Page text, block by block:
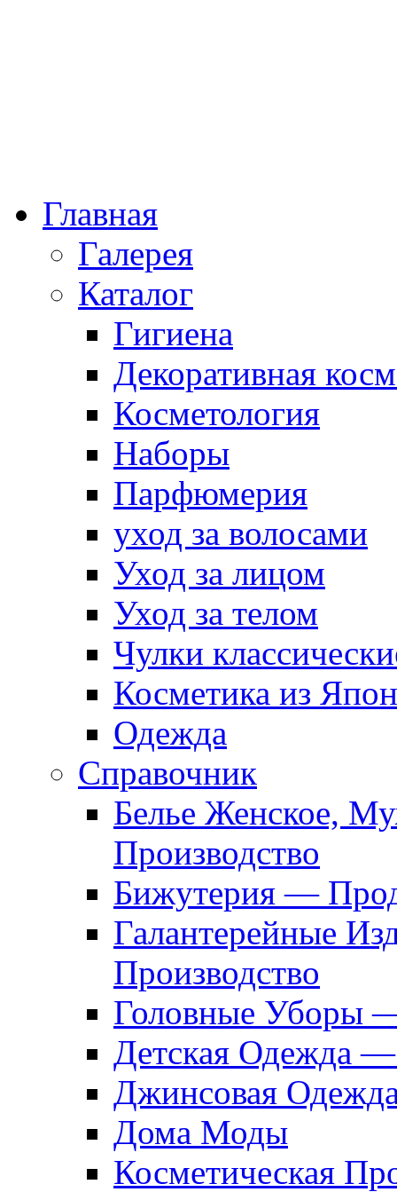
Главная
Галерея
Каталог
Гигиена
Декоративная
Косметология
Наборы
Парфюмерия
уход за волосами
Уход за лицом
Уход за телом
Чулки
Косметика из
Одежда
Справочник
Белье Женское,
Производство
Бижутерия —
Галантерейные
Производство
Головные Уборы
Детская Одежда
Джинсовая
Дома Моды
Косметическая